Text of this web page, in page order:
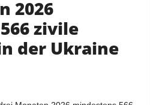
2026
zivile
der Ukraine